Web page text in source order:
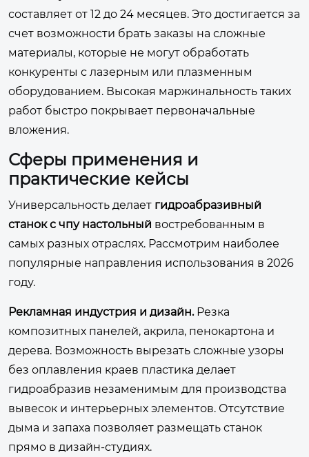
составляет от 12 до 24 месяцев. Это достигается за
счет возможности брать заказы на сложные
материалы, которые не могут обработать
конкуренты с лазерным или плазменным
оборудованием. Высокая маржинальность таких
работ быстро покрывает первоначальные
вложения.
Сферы применения и
практические кейсы
Универсальность делает гидроабразивный
станок с чпу настольный востребованным в
самых разных отраслях. Рассмотрим наиболее
популярные направления использования в 2026
году.
Рекламная индустрия и дизайн.Резка
композитных панелей, акрила, пенокартона и
дерева. Возможность вырезать сложные узоры
без оплавления краев пластика делает
гидроабразив незаменимым для производства
вывесок и интерьерных элементов. Отсутствие
дыма и запаха позволяет размещать станок
прямо в дизайн-студиях.